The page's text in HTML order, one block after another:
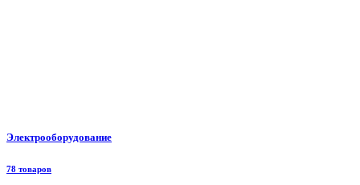
Электрооборудование
78 товаров